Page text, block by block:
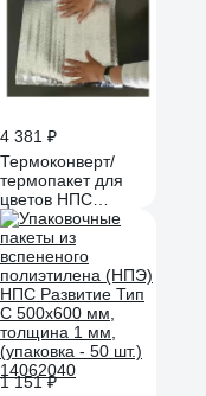
80смх60 см,
раскрытие по стор.
80 см, комплект 50
шт, 81020252
4 381 ₽
Термоконверт/
термопакет для
цветов НПС
Развитие лавсан +
НПЭ - 3 мм, 50х70
см, раскрытие по
стор. 70 см,
комплект 50 шт
81020251
1 151 ₽